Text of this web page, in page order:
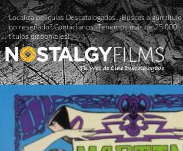
Localiza películas Descatalogadas. ¿Buscas algún título
no reseñado? Contáctanos -Tenemos más de 25.000
títulos disponibles!